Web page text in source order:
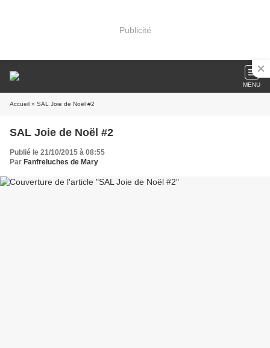
Publicité
MENU
Accueil » SAL Joie de Noël #2
SAL Joie de Noël #2
Publié le 21/10/2015 à 08:55
Par Fanfreluches de Mary